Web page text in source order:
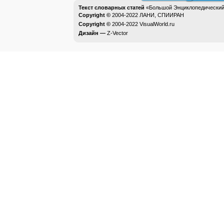
Текст словарных статей «Большой
Copyright © 2004-2022 ЛАНИ, СПИИРАН
Copyright © 2004-2022 VisualWorld.ru
Дизайн — Z-Vector